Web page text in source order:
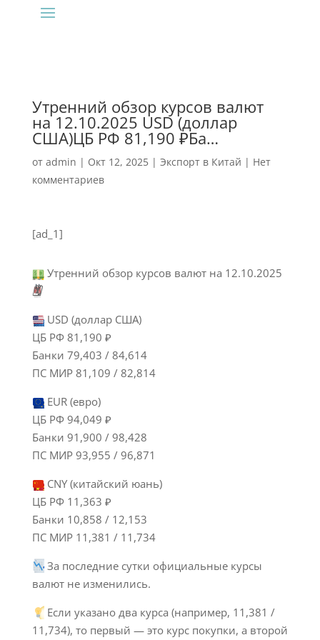
Утренний обзор курсов валют
на 12.10.2025 USD (доллар
США)ЦБ РФ 81,190 ₽Ба…
от admin | Окт 12, 2025| Экспорт в Китай | Нет
комментариев
[ad_1]
Утренний обзор курсов валют на 12.10.2025
🗓
USD (доллар США)
ЦБ РФ 81,190 ₽
Банки 79,403 / 84,614
ПС МИР 81,109 / 82,814
EUR (евро)
ЦБ РФ 94,049 ₽
Банки 91,900 / 98,428
ПС МИР 93,955 / 96,871
CNY (китайский юань)
ЦБ РФ 11,363 ₽
Банки 10,858 / 12,153
ПС МИР 11,381 / 11,734
За последние сутки официальные курсы
валют не изменились.
Если указано два курса (например, 11,381 /
11,734), то первый — это курс покупки, а второй